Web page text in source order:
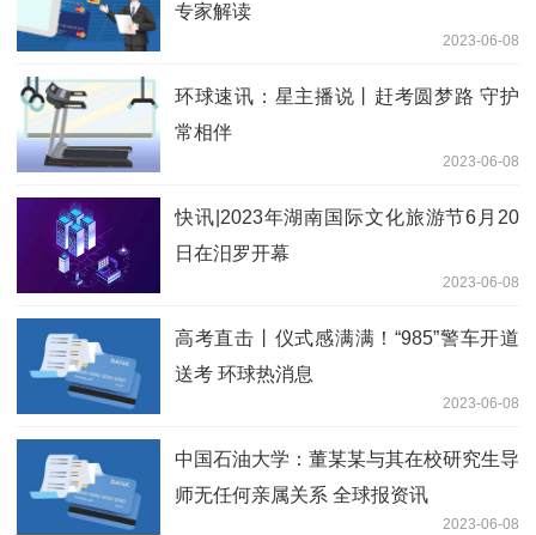
专家解读
2023-06-08
环球速讯：星主播说丨赶考圆梦路 守护
常相伴
2023-06-08
快讯|2023年湖南国际文化旅游节6月20
日在汨罗开幕
2023-06-08
高考直击丨仪式感满满！“985”警车开道
送考 环球热消息
2023-06-08
中国石油大学：董某某与其在校研究生导
师无任何亲属关系 全球报资讯
2023-06-08